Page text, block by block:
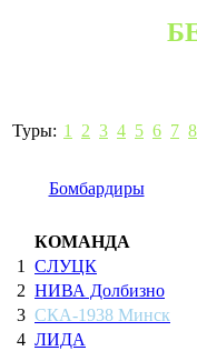
Туры: 1 2 3 4 5 6 7 8
Бомбардиры
КОМАНДА
1
СЛУЦК
2 НИВА Долбизно
3 СКА-1938 Минск
4 ЛИДА